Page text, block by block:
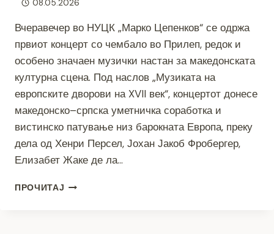
08.05.2026
Вчеравечер во НУЦК „Марко Цепенков“ се одржа
првиот концерт со чембало во Прилеп, редок и
особено значаен музички настан за македонската
културна сцена. Под наслов „Музиката на
европските дворови на XVII век“, концертот донесе
македонско–српска уметничка соработка и
вистинско патување низ барокната Европа, преку
дела од Хенри Персел, Јохан Јакоб Фробергер,
Елизабет Жаке де ла…
ПРОЧИТАЈ (ВИДЕО)